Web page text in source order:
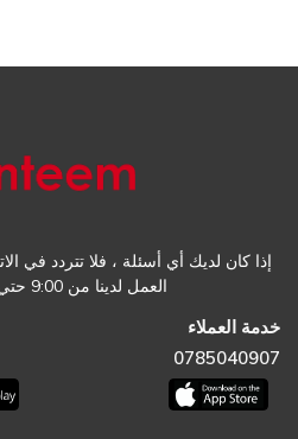
إذا كان لديك أي أسئلة ، فلا تتردد في
العمل لدينا من 9:00 حتي 18:00 من السبت إلى الخميس
خدمة العملاء
0785040907